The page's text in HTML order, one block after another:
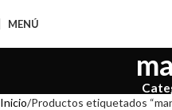
MENÚ
Inicio Productos etiquetados